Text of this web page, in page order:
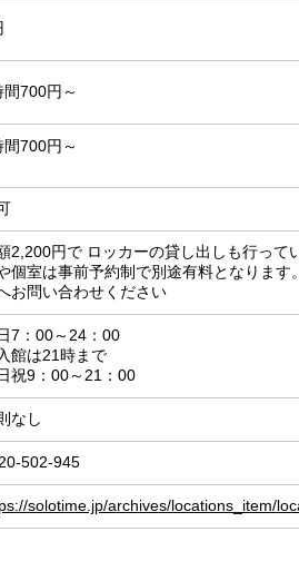
間700円～
間700円～
2,200円で ロッカーの貸し出しも行って
個室は事前予約制で別途有料となりま
お問い合わせください
7：00～24：00
館は21時まで
祝9：00～21：00
なし
502-945
solotime.jp/archives/locations_item/